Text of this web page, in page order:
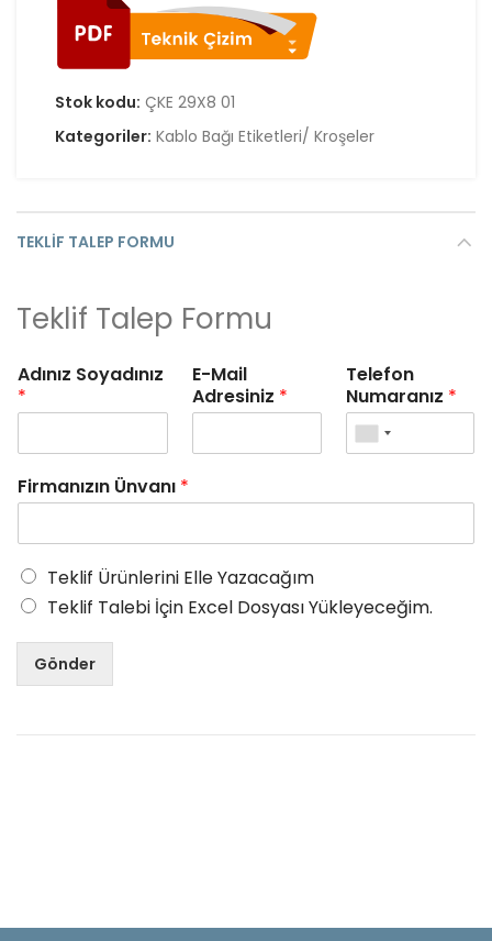
Stok kodu: ÇKE 29X8 01
Kategoriler: Kablo Bağı Etiketleri/ Kroşeler
TEKLIF TALEP FORMU
Teklif Talep Formu
Adınız Soyadınız
*
E-Mail
Adresiniz *
Telefon
Numaranız *
Firmanızın Ünvanı *
Teklif Ürünlerini Elle Yazacağım
Teklif Talebi İçin Excel Dosyası Yükleyeceğim.
Gönder